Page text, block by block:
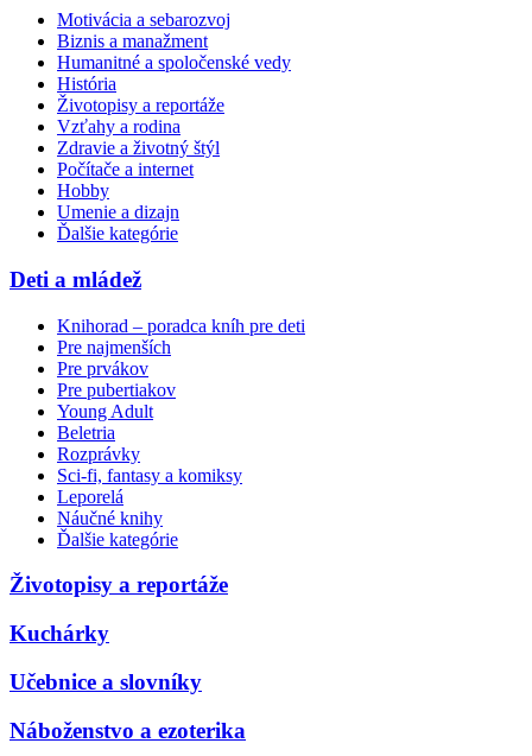
Motivácia a sebarozvoj
Biznis a manažment
Humanitné a spoločenské vedy
História
Životopisy a reportáže
Vzťahy a rodina
Zdravie a životný štýl
Počítače a internet
Hobby
Umenie a dizajn
Ďalšie kategórie
Deti a mládež
Knihorad – poradca kníh pre deti
Pre najmenších
Pre prvákov
Pre pubertiakov
Young Adult
Beletria
Rozprávky
Sci-fi, fantasy a komiksy
Leporelá
Náučné knihy
Ďalšie kategórie
Životopisy a reportáže
Kuchárky
Učebnice a slovníky
Náboženstvo a ezoterika